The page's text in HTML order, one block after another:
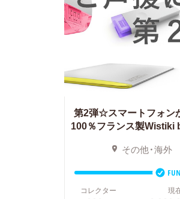
第2弾☆スマートフォン
100％フランス製Wistiki
その他・海外
コレクター
現